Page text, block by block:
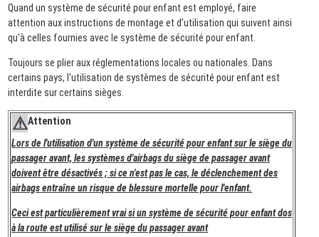
Quand un système de sécurité pour enfant est employé, faire
attention aux instructions de montage et d'utilisation qui suivent ainsi
qu'à celles fournies avec le système de sécurité pour enfant.
Toujours se plier aux réglementations locales ou nationales. Dans
certains pays, l'utilisation de systèmes de sécurité pour enfant est
interdite sur certains sièges.
Attention
Lors de l'utilisation d'un système de sécurité pour enfant sur le siège du
passager avant, les systèmes d'airbags du siège de passager avant
doivent être désactivés ; si ce n'est pas le cas, le déclenchement des
airbags entraîne un risque de blessure mortelle pour l'enfant.
Ceci est particulièrement vrai si un système de sécurité pour enfant dos
à la route est utilisé sur le siège du passager avant